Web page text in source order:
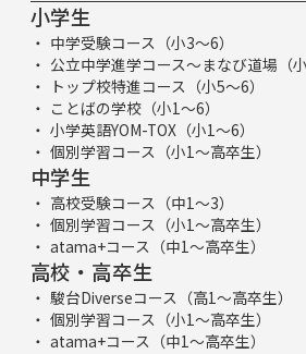
小学生
中学受験コース（小3～6）
公立中学進学コース～まなび道場（小
トップ校特進コース（小5～6）
ことばの学校（小1～6）
小学英語YOM-TOX（小1～6）
個別学習コース（小1～高卒生）
中学生
高校受験コース（中1～3）
個別学習コース（小1～高卒生）
atama+コース（中1～高卒生）
高校・高卒生
駿台Diverseコース（高1～高卒生）
個別学習コース（小1～高卒生）
atama+コース（中1～高卒生）